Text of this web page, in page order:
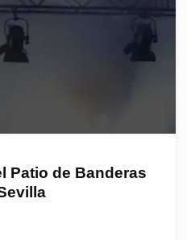
Patio de Banderas